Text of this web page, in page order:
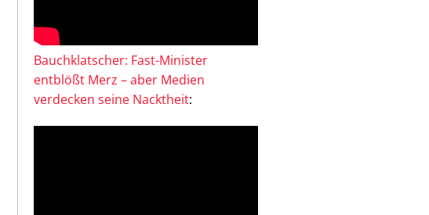
Bauchklatscher: Fast-Minister
entblößt Merz – aber Medien
verdecken seine Nacktheit: